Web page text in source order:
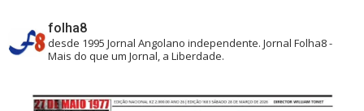
folha8
desde 1995 Jornal Angolano independente.Jornal Folha8 -
Mais do que um Jornal, a Liberdade.